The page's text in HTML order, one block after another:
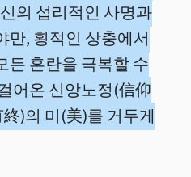
의 섭리적인 사명과
만, 횡적인 상충에서
든 혼란을 극복할 수
어온 신앙노정(信仰
)의 미(美)를 거두게